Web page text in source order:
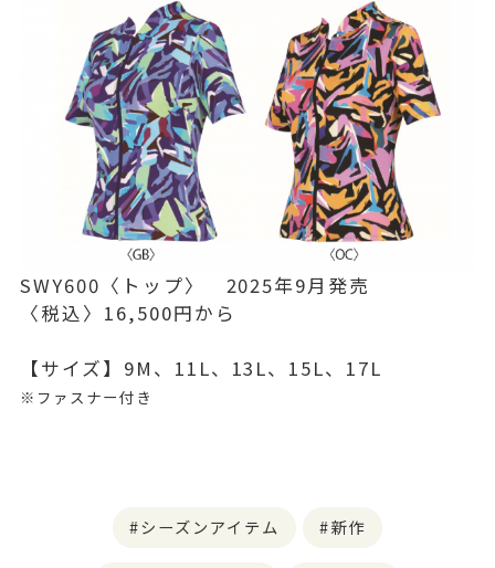
SWY600〈トップ〉 2025年9月発売
〈税込〉16,500円から
【サイズ】9M、11L、13L、15L、17L
※ファスナー付き
シーズンアイテム 新作